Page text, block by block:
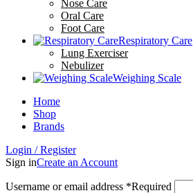
Nose Care
Oral Care
Foot Care
Respiratory Care
Lung Exerciser
Nebulizer
Weighing Scale
Home
Shop
Brands
Login / Register
Sign inCreate an Account
Username or email address *Required